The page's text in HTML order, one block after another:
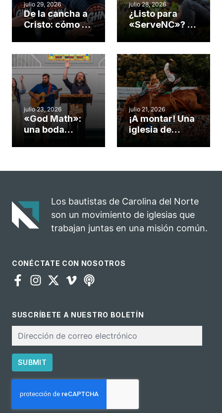
julio 29, 2026
De la cancha a
Cristo: cómo el
gimnasio de
Cary se
convirtió en un
insólito campo
misionero te
cuento
julio 28, 2026
¿Listo para
«ServeNC»? 4
obra de Dios
durante la
Semana
ServeNC
julio 23, 2026
«God Math»:
una boda
celebra el
julio 21, 2026
¡A montar! Una
iglesia de
rodeo anual en
para el
ministerio
Los bautistas de Carolina del Norte
son un movimiento de iglesias que
trabajan juntas en una misión común.
CONÉCTATE CON NOSOTROS
SUSCRÍBETE A NUESTRO BOLETÍN
electrónico
SUBMIT